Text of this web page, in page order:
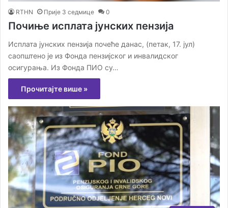
RTHN Прије 3 седмице 0
Почиње исплата јунских пензија
Исплата јунских пензија почеће данас, (петак, 17. јул)
саопштено је из Фонда пензијског и инвалидског
осигурања. Из Фонда ПИО су…
Прочитајте више »